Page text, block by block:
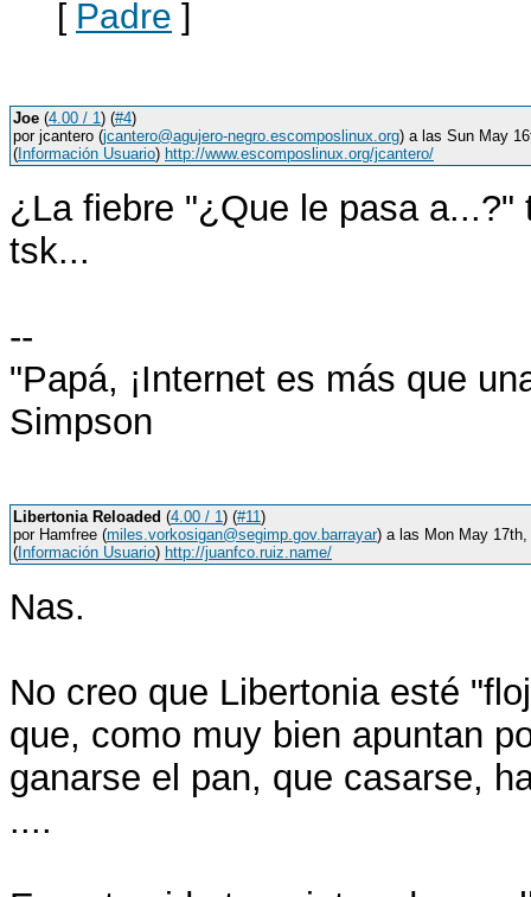
[ Padre ]
Joe (4.00 / 1) (#4)
por jcantero (jcantero@agujero-negro.escomposlinux.org) a las Sun May
( Información Usuario) http://www.escomposlinux.org/jcantero/
¿La fiebre "¿Que le pasa a...?"
tsk...
--
"Papá, ¡Internet es más que
Simpson
Libertonia Reloaded (4.00 / 1) (#11)
por Hamfree (miles.vorkosigan@segimp.gov.barrayar) a las Mon May
( Información Usuario) http://juanfco.ruiz.name/
Nas.
No creo que Libertonia esté
que, como muy bien apuntan
ganarse el pan, que casarse,
....